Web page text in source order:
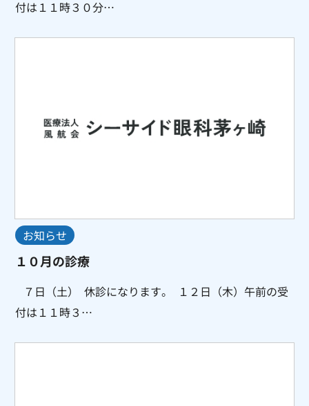
付は１１時３０分…
お知らせ
１０月の診療
７日（土） 休診になります。 １２日（木）午前の受
付は１１時３…